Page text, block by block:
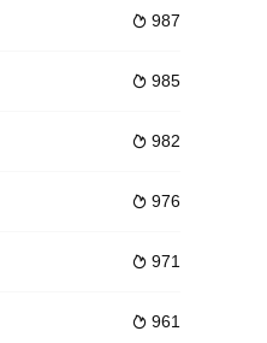
浪漫天
家黑店，险被残杀之际又被捕快误
（Fabrice Luchini 法布莱斯•鲁奇尼
彦向他隆重介绍新结识的女友麻
 987
 985
 982
 976
 971
 961